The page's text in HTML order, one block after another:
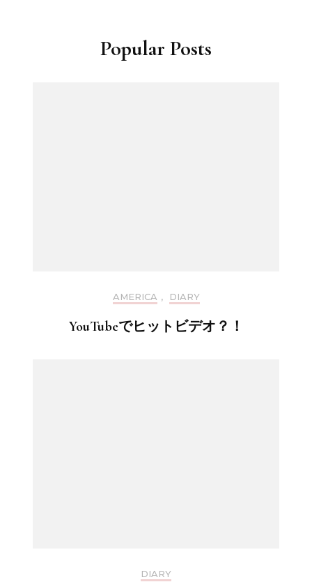
Popular Posts
AMERICA , DIARY
YouTubeでヒットビデオ？！
DIARY